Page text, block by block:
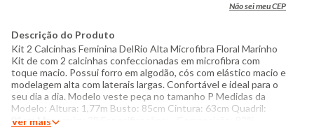
Não sei meu CEP
Descrição do Produto
Kit 2 Calcinhas Feminina DelRio Alta Microfibra Floral Marinho
Kit de com 2 calcinhas confeccionadas em microfibra com
toque macio. Possui forro em algodão, cós com elástico macio e
modelagem alta com laterais largas. Confortável e ideal para o
seu dia a dia. Modelo veste peça no tamanho P Medidas da
Modelo: Altura: 1,77m Busto: 85cm Cintura: 63cm Quadril:
91cm Manequim: 38 Especificações: - Composição: 92%
Ver mais